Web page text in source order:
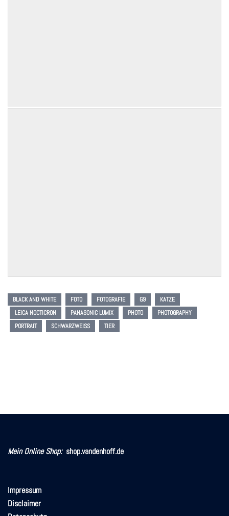
BLACK AND WHITE FOTO FOTOGRAFIE G9
KATZE
LEICA NOCTICRON
PANASONIC LUMIX PHOTO
PHOTOGRAPHY
PORTRAIT
SCHWARZWEISS TIER
Mein Online Shop: shop.vandenhoff.de
Impressum
Disclaimer